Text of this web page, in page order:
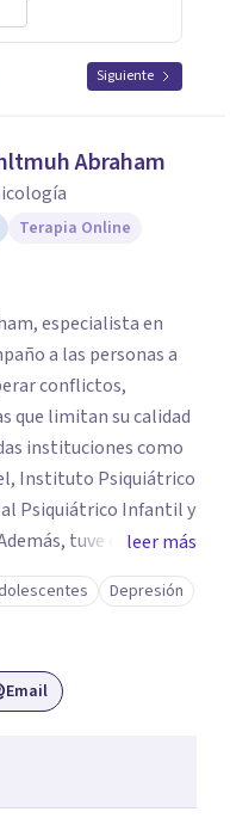
Siguiente
Abraham
Terapia Online
especialista en
a las personas a
conflictos,
que limitan su calidad
instituciones como
Instituto Psiquiátrico
Psiquiátrico Infantil y
tuve el
como Olivar del
conocer diversas
leer más
Depresión
Email